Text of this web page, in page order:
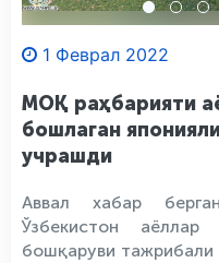
1 Феврал 2022
МОҚ раҳбарияти
бошлаган
учрашди
Аввал хабар
Ўзбекистон
бошқаруви